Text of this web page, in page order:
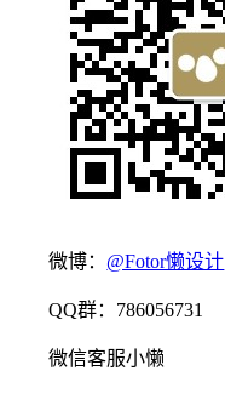
微博： @Fotor懒设计
QQ群：786056731
微信客服小懒